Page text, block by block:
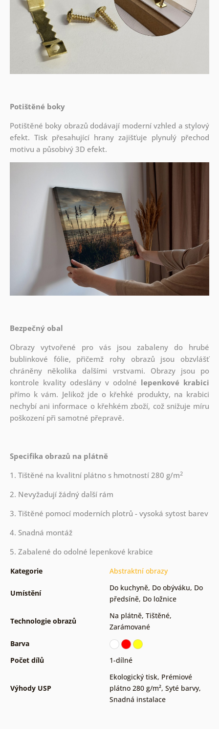
Potištěné boky
Potištěné boky obrazů dodávají moderní vzhled a stylový
efekt. Tisk přesahující hrany zajišťuje plynulý přechod
motivu a působivý 3D efekt.
Bezpečný obal
Obrazy vytvořené pro vás jsou zabaleny do hrubé
bublinkové fólie, přičemž rohy obrazů jsou obzvlášť
chráněny několika dalšími vrstvami. Obrazy jsou po
kontrole kvality odeslány v odolné lepenkové krabici
přímo k vám. Jelikož jde o křehké produkty, na krabici
nechybí ani informace o křehkém zboží, což snižuje míru
poškození při samotné přepravě.
Specifika obrazů na plátně
1. Tištěné na kvalitní plátno s hmotností 280 g/m2
2. Nevyžadují žádný další rám
3. Tištěné pomocí moderních plotrů - vysoká sytost barev
4. Snadná montáž
5. Zabalené do odolné lepenkové krabice
Kategorie Abstraktní obrazy
Umístění
Do kuchyně, Do obýváku, Do
předsíně, Do ložnice
Technologie obrazů
Na plátně, Tištěné,
Zarámované
Barva
Počet dílů
1-dílné
Výhody USP
Ekologický tisk, Prémiové
plátno 280 g/m², Syté barvy,
Snadná instalace